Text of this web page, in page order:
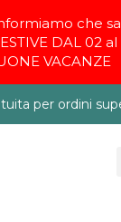
che
DAL 02 al
VACANZE
per ordini